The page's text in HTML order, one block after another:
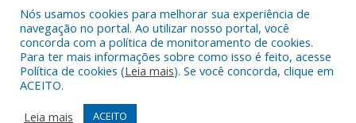
Todos os direitos reservados a Prefeitura Municipal de Cachoeira
do Piriá
Mapa do Site
Acessar o Webmail
Nós usamos cookies para melhorar sua experiência de
navegação no portal. Ao utilizar nosso portal, você
concorda com a política de monitoramento de cookies.
Para ter mais informações sobre como isso é feito, acesse
Política de cookies (Leia mais). Se você concorda, clique em
ACEITO.
Leia mais
ACEITO